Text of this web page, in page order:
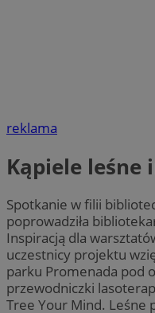
reklama
Kąpiele leśne
Spotkanie w filii
poprowadziła
Inspiracją dla
uczestnicy projektu
parku Promenada pod
przewodniczki
Tree Your Mind. Leśne